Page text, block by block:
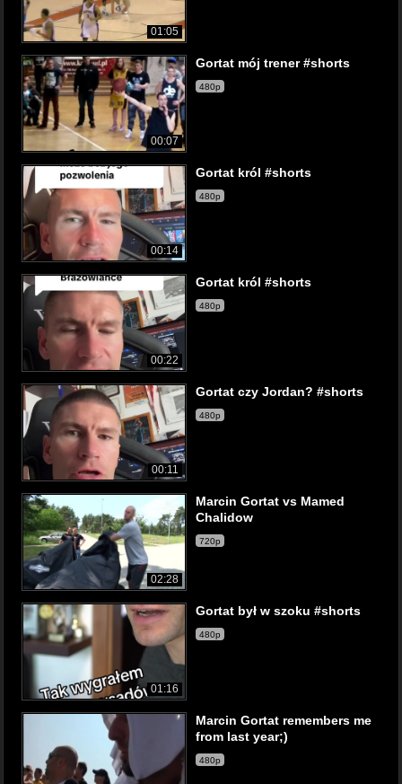
01:05
00:07
Gortat mój trener #shorts
480p
00:14
Gortat król #shorts
480p
00:22
Gortat król #shorts
480p
00:11
Gortat czy Jordan? #shorts
480p
02:28
Marcin Gortat vs Mamed
Chalidow
720p
01:16
Gortat był w szoku #shorts
480p
Marcin Gortat remembers me
from last year;)
480p